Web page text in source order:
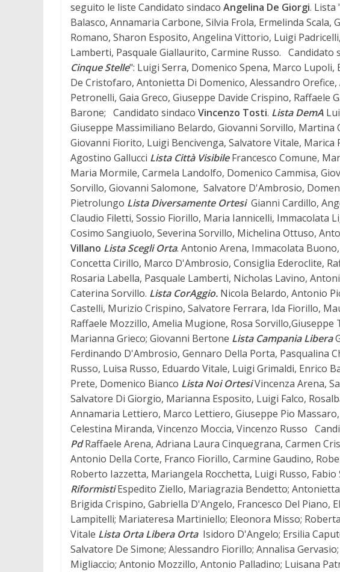
seguito le liste Candidato sindaco Angelina De Giorgi. Lista
Balasco, Annamaria Carbone, Silvia Frola, Ermelinda Scala,
Romano, Sharon Esposito, Angelina Vittorio, Luigi
Lamberti, Pasquale Giallaurito, Carmine Russo. Candidato
Cinque Stelle": Luigi Serra, Domenico Spena, Marco
De Cristofaro, Antonietta Di Domenico, Alessandro
Petronelli, Gaia Greco, Giuseppe Davide Crispino, Raffaele
Barone; Candidato sindaco Vincenzo Tosti. Lista DemA
Giuseppe Massimiliano Belardo, Giovanni Sorvillo, Martina
Giovanni Fiorito, Luigi Bencivenga, Salvatore Vitale,
Agostino Gallucci Lista Città VisibileFrancesco Comune,
Maria Mormile, Carmela Landolfo, Domenico Cammisa,
Sorvillo, Giovanni Salomone, Salvatore D'Ambrosio,
Pietrolungo Lista Diversamente Ortesi Gianni Cardillo,
Claudio Filetti, Sossio Fiorillo, Maria Iannicelli, Immacolata
Cosimo Sangiuolo, Severina Sorvillo, Michelina Ottuso,
Villano Lista Scegli Orta. Antonio Arena, Immacolata
Concetta Cirillo, Marco D'Ambrosio, Consiglia Ederoclite,
Rosaria Labella, Pasquale Lamberti, Nicholas Lavino,
Caterina Sorvillo. Lista CorAggio. Nicola Belardo, Antonio
Castelli, Murizio Crispino, Salvatore Ferrara, Ida Fiorillo,
Raffaele Mozzillo, Amelia Mugione, Rosa Sorvillo,Giuseppe
Marianna Grieco; Giovanni Bertone Lista Campania Libera
Ferdinando D'Ambrosio, Gennaro Della Porta, Pasqualina
Russo, Luisa Russo, Eduardo Vitale, Luigi Grimaldi, Enrico
Prete, Domenico Bianco Lista Noi OrtesiVincenza Arena,
Salvatore Di Giorgio, Marianna Esposito, Luigi Falco,
Annamaria Lettiero, Marco Lettiero, Giuseppe Pio
Celestina Miranda, Vincenzo Moccia, Vincenzo Russo
Pd Raffaele Arena, Adriana Laura Cinquegrana, Carmen
Antonio Della Corte, Franco Fiorillo, Carmine Gaudino,
Roberto Iazzetta, Mariangela Rocchetta, Luigi Russo, Fabio
RiformistiEspedito Ziello, Mariagrazia Bendetto;
Brigida Crispino, Gabriella D'Angelo, Francesco Del Piano,
Lampitelli; Mariateresa Martiniello; Eleonora Misso;
Vitale Lista Orta Libera Orta Isidoro D'Angelo; Ersilia
Salvatore De Simone; Alessandro Fiorillo; Annalisa
Migliaccio; Antonio Mozzillo, Antonio Palladino; Luisana